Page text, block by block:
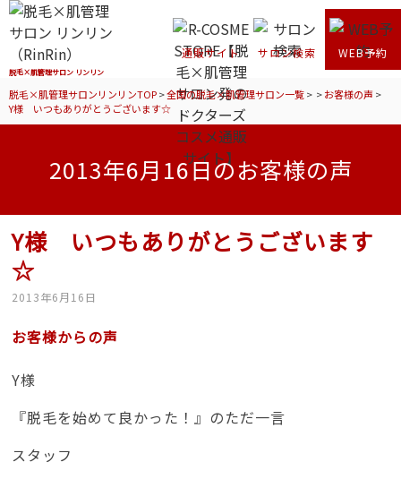
脱毛×肌管理サロン リンリン
通販サイト サロン検索 WEB予約
脱毛×肌管理サロンリンリンTOP>全国の脱毛×肌管理サロン一覧> >お客様の声 >
Y様 いつもありがとうございます☆
2013年6月16日のお客様の声
Y様 いつもありがとうございます
☆
2013年6月16日
お客様からの声
Y様
『脱毛を始めて良かった！』のただ一言
スタッフ